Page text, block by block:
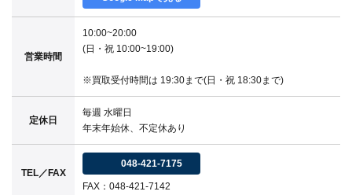
営業時間
10:00~20:00
(日・祝 10:00~19:00)
※買取受付時間は 19:30まで(日・祝 18:30まで)
定休日
毎週 水曜日
年末年始休、不定休あり
TEL／FAX
048-421-7175
FAX：048-421-7142